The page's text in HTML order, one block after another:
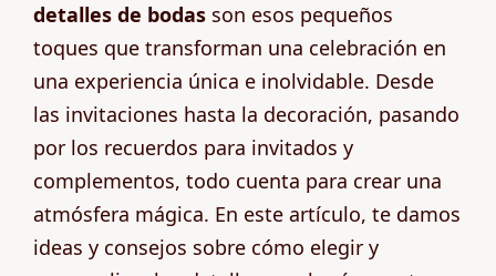
detalles de bodas son esos pequeños
toques que transforman una celebración en
una experiencia única e inolvidable. Desde
las invitaciones hasta la decoración, pasando
por los recuerdos para invitados y
complementos, todo cuenta para crear una
atmósfera mágica. En este artículo, te damos
ideas y consejos sobre cómo elegir y